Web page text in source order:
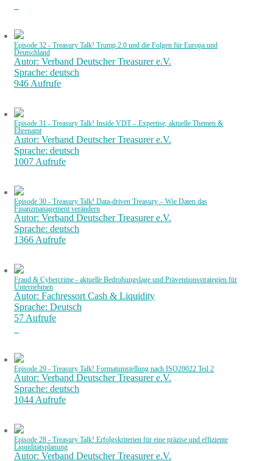
Episode 32 - Treasury Talk! Trump 2.0 und die Folgen für Europa und
Deutschland
Autor: Verband Deutscher Treasurer e.V.
Sprache: deutsch
946 Aufrufe
Episode 31 - Treasury Talk! Inside VDT – Expertise, aktuelle Themen &
Ehrenamt
Autor: Verband Deutscher Treasurer e.V.
Sprache: deutsch
1007 Aufrufe
Episode 30 - Treasury Talk! Data-driven Treasury – Wie Daten das
Finanzmanagement verändern
Autor: Verband Deutscher Treasurer e.V.
Sprache: deutsch
1366 Aufrufe
Fraud & Cybercrime - aktuelle Bedrohungslage und Präventionsstrategien für
Unternehmen
Autor: Fachressort Cash & Liquidity
Sprache: Deutsch
57 Aufrufe
Episode 29 - Treasury Talk! Formatumstellung nach ISO20022 Teil 2
Autor: Verband Deutscher Treasurer e.V.
Sprache: deutsch
1044 Aufrufe
Episode 28 - Treasury Talk! Erfolgskriterien für eine präzise und effiziente
Liquiditätsplanung
Autor: Verband Deutscher Treasurer e.V.